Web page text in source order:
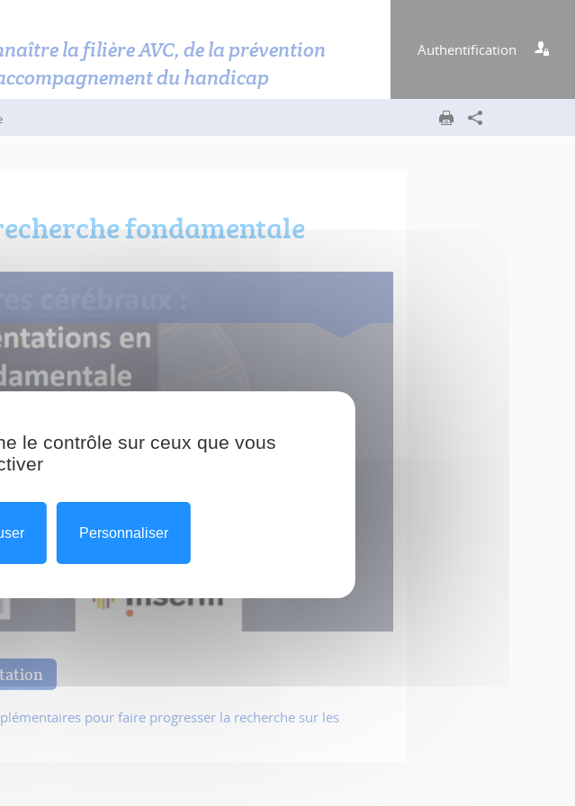
Authentification
la filière AVC, de la prévention
du handicap
fondamentale
pour faire progresser la recherche sur les
le contrôle sur ceux que vous
Personnaliser